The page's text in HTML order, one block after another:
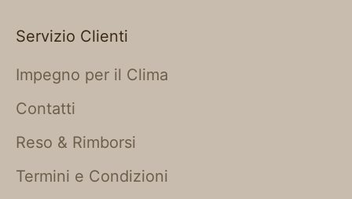
Servizio Clienti
Impegno per il Clima
Contatti
Reso & Rimborsi
Termini e Condizioni